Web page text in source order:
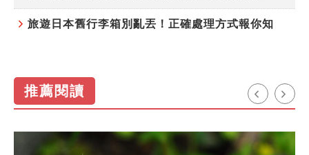
旅遊日本舊行李箱別亂丟！正確處理方式報你知
推薦閱讀